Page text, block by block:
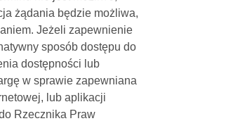
żądania będzie możliwa,
Jeżeli zapewnienie
sposób dostępu do
dostępności lub
w sprawie zapewniana
lub aplikacji
Rzecznika Praw